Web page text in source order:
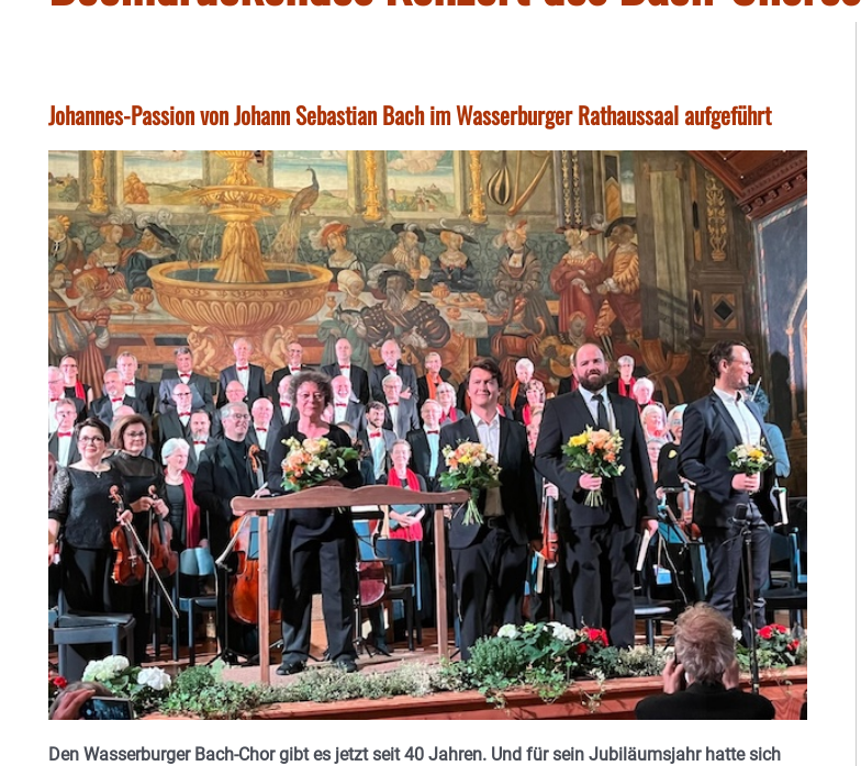
Johannes-Passion von Johann Sebastian Bach im Wasserburger Rathaussaal aufgeführt
Den Wasserburger Bach-Chor gibt es jetzt seit 40 Jahren. Und für sein Jubiläumsjahr hatte sich